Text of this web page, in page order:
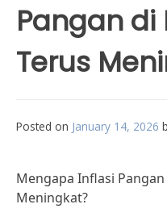
Pangan di
Terus
Posted on January 14, 2026
Mengapa Inflasi
Meningkat?